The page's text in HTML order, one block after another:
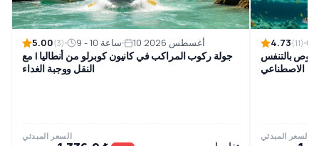
5.00(3) 9 - 10 ساعة 10 أغسطس 2026
جولة ركوب المراكب في كانيون كوبرلو من أنطاليا | مع
النقل ووجبة الغداء
السعر المبدئي
4.73(11)
بالتنفس
الاصطناعي
السعر المبدئي